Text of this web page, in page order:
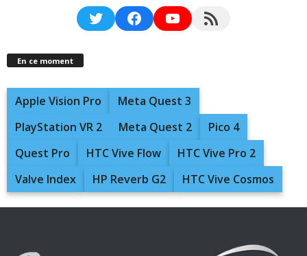
TwitterFacebookYouTubeRSS Feed
En ce moment
Apple Vision Pro
Meta Quest 3
PlayStation VR 2
Meta Quest 2
Pico 4
Quest Pro
HTC Vive Flow
HTC Vive Pro 2
Valve Index
HP Reverb G2 HTC Vive Cosmos